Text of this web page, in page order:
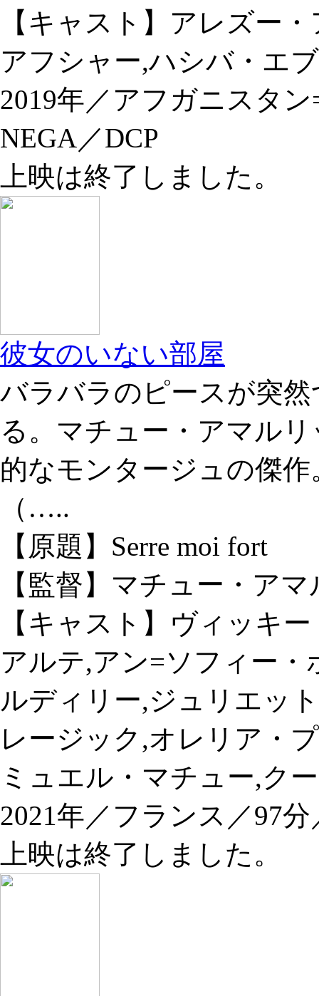
【キャスト】アレズー
アフシャー,ハシバ・エ
2019年／アフガニスタ
NEGA／DCP
上映は終了しました。
彼女のいない部屋
バラバラのピースが突
る。マチュー・アマル
的なモンタージュの傑作
（…..
【原題】Serre moi fort
【監督】マチュー・ア
【キャスト】ヴィッキ
アルテ,アン=ソフィー
ルディリー,ジュリエッ
レージック,オレリア・
ミュエル・マチュー,ク
2021年／フランス／97
上映は終了しました。